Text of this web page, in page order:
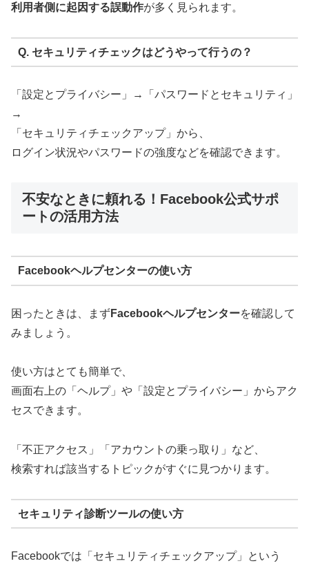
利用者側に起因する誤動作が多く見られます。
Q. セキュリティチェックはどうやって行うの？
「設定とプライバシー」→「パスワードとセキュリティ」
→
「セキュリティチェックアップ」から、
ログイン状況やパスワードの強度などを確認できます。
不安なときに頼れる！Facebook公式サポ
ートの活用方法
Facebookヘルプセンターの使い方
困ったときは、まずFacebookヘルプセンターを確認して
みましょう。
使い方はとても簡単で、
画面右上の「ヘルプ」や「設定とプライバシー」からアク
セスできます。
「不正アクセス」「アカウントの乗っ取り」など、
検索すれば該当するトピックがすぐに見つかります。
セキュリティ診断ツールの使い方
Facebookでは「セキュリティチェックアップ」という